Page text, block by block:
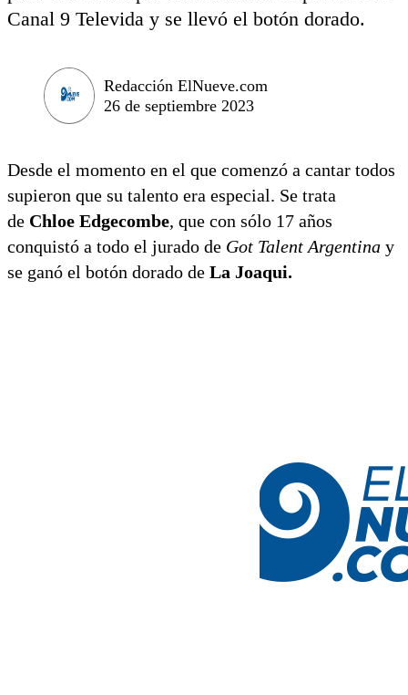
Canal 9 Televida y se llevó el botón dorado.
Redacción ElNueve.com
26 de septiembre 2023
Desde el momento en el que comenzó a cantar todos
supieron que su talento era especial. Se trata
de Chloe Edgecombe, que con sólo 17 años
conquistó a todo el jurado de Got Talent Argentina y
se ganó el botón dorado de La Joaqui.